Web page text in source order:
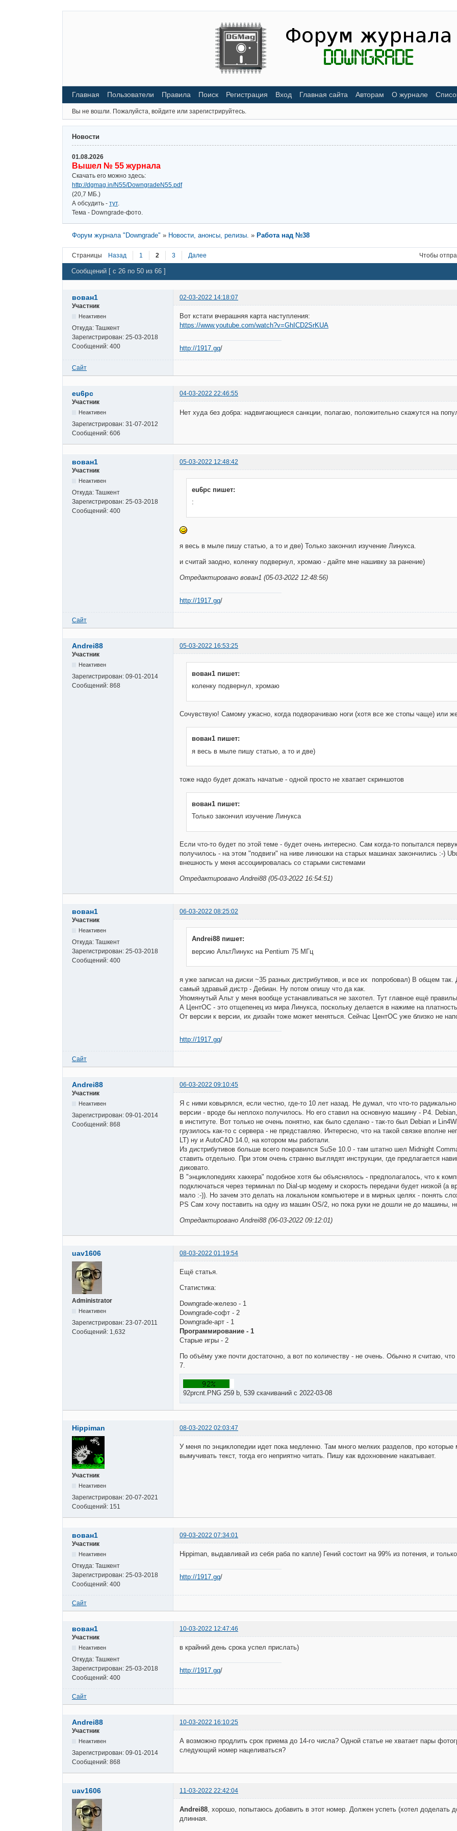
Главная Пользователи Правила Поиск Регистрация Вход Главная сайта Авторам О журнале
Вы не вошли. Пожалуйста, войдите или зарегистрируйтесь.
Новости
01.08.2026
Вышел № 55 журнала
Скачать его можно здесь:
http://dgmag.in/N55/DowngradeN55.pdf
(20,7 МБ.)
А обсудить - тут.
Тема - Downgrade-фото.
Форум журнала "Downgrade" » Новости, анонсы, релизы. »Работа над №38
Страницы Назад 1 2 3 Далее Чтобы
Сообщений [ с 26 по 50 из 66 ]
вован1
02-03-2022 14:18:07
Участник
Неактивен
Откуда: Ташкент
Зарегистрирован: 25-03-2018
Сообщений: 400
Вот кстати вчерашняя карта наступления:
https://www.youtube.com/watch?v=GhICD2SrKUA
http://1917.gq/
Сайт
eu6pc
04-03-2022 22:46:55
Участник
Неактивен
Зарегистрирован: 31-07-2012
Сообщений: 606
Нет худа без добра: надвигающиеся санкции, полагаю, положительно скажутся на
вован1
05-03-2022 12:48:42
Участник
Неактивен
Откуда: Ташкент
Зарегистрирован: 25-03-2018
Сообщений: 400
eu6pc пишет:
:
я весь в мыле пишу статью, а то и две) Только закончил изучение Линукса.
и считай заодно, коленку подвернул, хромаю - дайте мне нашивку за ранение)
Отредактировано вован1 (05-03-2022 12:48:56)
http://1917.gq/
Сайт
Andrei88
05-03-2022 16:53:25
Участник
Неактивен
Зарегистрирован: 09-01-2014
Сообщений: 868
вован1 пишет:
коленку подвернул, хромаю
Сочувствую! Самому ужасно, когда подворачиваю ноги (хотя все же стопы чаще) или
вован1 пишет:
я весь в мыле пишу статью, а то и две)
тоже надо будет дожать начатые - одной просто не хватает скриншотов
вован1 пишет:
Только закончил изучение Линукса
Если что-то будет по этой теме - будет очень интересно. Сам когда-то попытался
получилось - на этом "подвиги" на ниве линюшки на старых машинах закончились :-)
внешность у меня ассоциировалась со старыми системами
Отредактировано Andrei88 (05-03-2022 16:54:51)
вован1
06-03-2022 08:25:02
Участник
Неактивен
Откуда: Ташкент
Зарегистрирован: 25-03-2018
Сообщений: 400
Andrei88 пишет:
версию АльтЛинукс на Pentium 75 МГц
я уже записал на диски ~35 разных дистрибутивов, и все их попробовал) В общем
самый здравый дистр - Дебиан. Ну потом опишу что да как.
Упомянутый Альт у меня вообще устанавливаться не захотел. Тут главное ещё
А ЦентОС - это отщепенец из мира Линукса, поскольку делается в нажиме на
От версии к версии, их дизайн тоже может меняться. Сейчас ЦентОС уже близко не
http://1917.gq/
Сайт
Andrei88
06-03-2022 09:10:45
Участник
Неактивен
Зарегистрирован: 09-01-2014
Сообщений: 868
Я с ними ковырялся, если честно, где-то 10 лет назад. Не думал, что что-то
версии - вроде бы неплохо получилось. Но его ставил на основную машину - Р4.
в институте. Вот только не очень понятно, как было сделано - так-то был Debian и
грузилось как-то с сервера - не представляю. Интересно, что на такой связке вполне
LT) ну и AutoCAD 14.0, на котором мы работали.
Из дистрибутивов больше всего понравился SuSe 10.0 - там штатно шел Midnight
ставить отдельно. При этом очень странно выглядят инструкции, где предлагается
диковато.
В "энциклопедиях хаккера" подобное хотя бы объяснялось - предполагалось, что к
подключаться через терминал по Dial-up модему и скорость передачи будет низкой (а
мало :-)). Но зачем это делать на локальном компьютере и в мирных целях - понять
PS Сам хочу поставить на одну из машин OS/2, но пока руки не дошли не до машины,
Отредактировано Andrei88 (06-03-2022 09:12:01)
uav1606 08-03-2022 01:19:54
Administrator
Неактивен
Зарегистрирован: 23-07-2011
Сообщений: 1,632
Ещё статья.
Статистика:
Downgrade-железо - 1
Downgrade-софт - 2
Downgrade-арт - 1
Программирование - 1
Старые игры - 2
По объёму уже почти достаточно, а вот по количеству - не очень. Обычно я считаю,
7.
92prcnt.PNG 259 b, 539 скачиваний с 2022-03-08
Hippiman 08-03-2022 02:03:47
Участник
Неактивен
Зарегистрирован: 20-07-2021
Сообщений: 151
У меня по энциклопедии идет пока медленно. Там много мелких разделов, про которые
вымучивать текст, тогда его неприятно читать. Пишу как вдохновение накатывает.
вован1
09-03-2022 07:34:01
Участник
Неактивен
Откуда: Ташкент
Зарегистрирован: 25-03-2018
Сообщений: 400
Hippiman, выдавливай из себя раба по капле) Гений состоит на 99% из потения, и
http://1917.gq/
Сайт
вован1
10-03-2022 12:47:46
Участник
Неактивен
Откуда: Ташкент
Зарегистрирован: 25-03-2018
Сообщений: 400
в крайний день срока успел прислать)
http://1917.gq/
Сайт
Andrei88
10-03-2022 16:10:25
Участник
Неактивен
Зарегистрирован: 09-01-2014
Сообщений: 868
А возможно продлить срок приема до 14-го числа? Одной статье не хватает пары
следующий номер нацеливаться?
uav1606 11-03-2022 22:42:04
Andrei88, хорошо, попытаюсь добавить в этот номер. Должен успеть (хотел доделать
длинная.